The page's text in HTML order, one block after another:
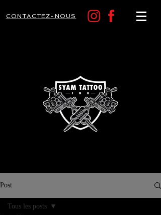
CONTACTEZ-NOUS
Post
Tous les posts